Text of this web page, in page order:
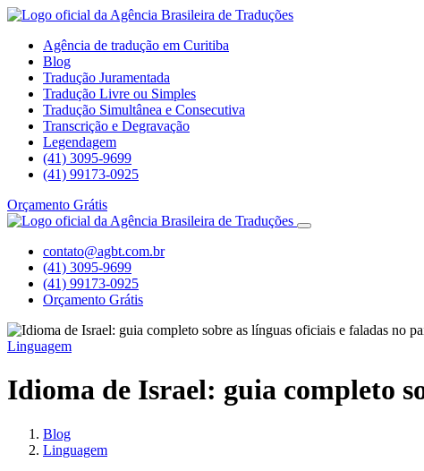
Agência de tradução em Curitiba
Blog
Tradução Juramentada
Tradução Livre ou Simples
Tradução Simultânea e Consecutiva
Transcrição e Degravação
Legendagem
(41) 3095-9699
(41) 99173-0925
Orçamento Grátis
contato@agbt.com.br
(41) 3095-9699
(41) 99173-0925
Orçamento Grátis
Linguagem
Idioma de Israel: guia completo
Blog
Linguagem